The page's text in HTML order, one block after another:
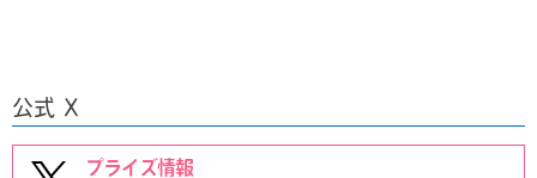
公式 X
プライズ情報